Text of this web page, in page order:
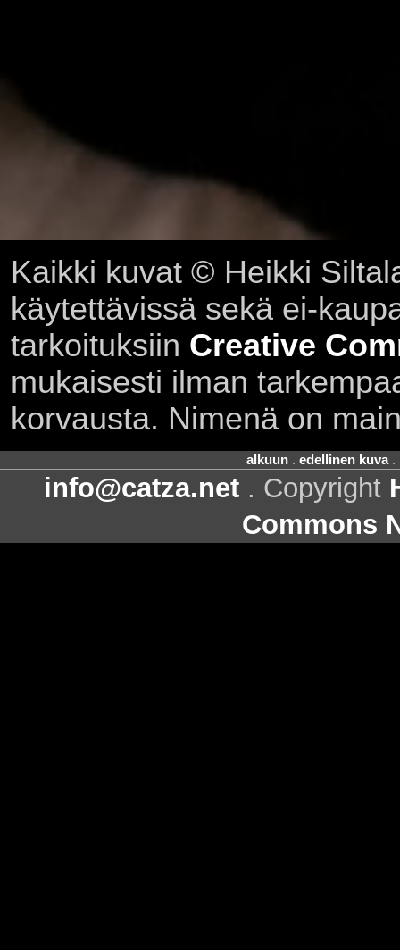
Kaikki kuvat © Heikki
käytettävissä sekä ei-
tarkoituksiin Creative
mukaisesti ilman
korvausta. Nimenä on
alkuun. edellinen kuva.
info@catza.net . Copyright
Commons